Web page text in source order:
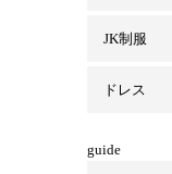
JK制服
ドレス
guide